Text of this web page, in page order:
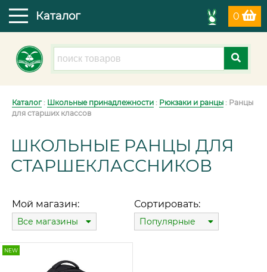
0
Каталог
Каталог: Школьные принадлежности : Рюкзаки и ранцы : Ранцы
для старших классов
ШКОЛЬНЫЕ РАНЦЫ ДЛЯ
СТАРШЕКЛАССНИКОВ
Мой магазин:
Все магазины
Сортировать:
Популярные
NEW